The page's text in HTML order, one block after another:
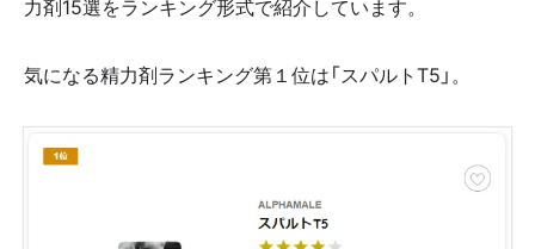
力剤15選をランキング形式で紹介しています。
気になる精力剤ランキング第１位は「スパルトT5」。